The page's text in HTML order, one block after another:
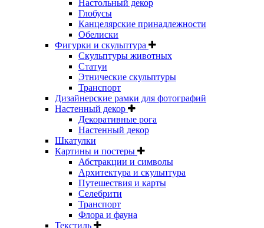
Настольный декор
Глобусы
Канцелярские принадлежности
Обелиски
Фигурки и скульптура
Скульптуры животных
Статуи
Этнические скульптуры
Транспорт
Дизайнерские рамки для фотографий
Настенный декор
Декоративные рога
Настенный декор
Шкатулки
Картины и постеры
Абстракции и символы
Архитектура и скульптура
Путешествия и карты
Селебрити
Транспорт
Флора и фауна
Текстиль